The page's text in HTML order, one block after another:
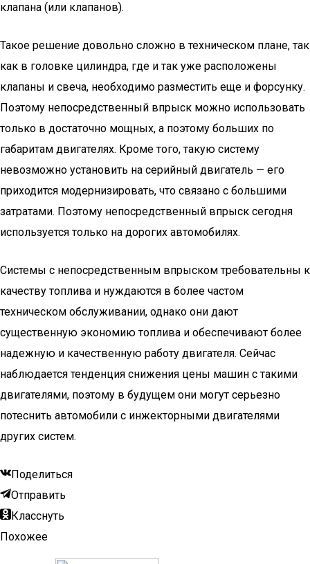
клапана (или клапанов).
Такое решение довольно сложно в техническом плане, так
как в головке цилиндра, где и так уже расположены
клапаны и свеча, необходимо разместить еще и форсунку.
Поэтому непосредственный впрыск можно использовать
только в достаточно мощных, а поэтому больших по
габаритам двигателях. Кроме того, такую систему
невозможно установить на серийный двигатель — его
приходится модернизировать, что связано с большими
затратами. Поэтому непосредственный впрыск сегодня
используется только на дорогих автомобилях.
Системы с непосредственным впрыском требовательны к
качеству топлива и нуждаются в более частом
техническом обслуживании, однако они дают
существенную экономию топлива и обеспечивают более
надежную и качественную работу двигателя. Сейчас
наблюдается тенденция снижения цены машин с такими
двигателями, поэтому в будущем они могут серьезно
потеснить автомобили с инжекторными двигателями
других систем.
Поделиться
Отправить
Класснуть
Похожее